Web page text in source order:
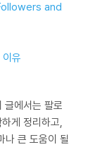
and
유
글에서는 팔로
게 정리하고,
나 큰 도움이 될